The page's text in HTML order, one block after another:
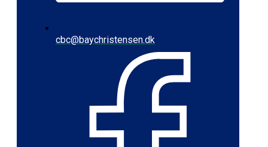
cbc@baychristensen.dk